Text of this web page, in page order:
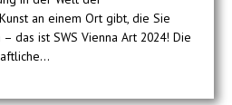
an einem Ort gibt, die Sie
das ist SWS Vienna Art 2024! Die